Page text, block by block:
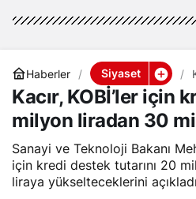
Haberler Siyaset
Kacır, KOBİ’ler için
milyon liradan 30
Sanayi ve Teknoloji Bakanı
için kredi destek tutarını 20
liraya yükselteceklerini